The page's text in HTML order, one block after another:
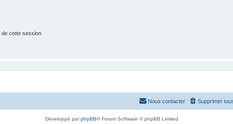
de cette session
Supprimer
Nous contacter
Développé parphpBB® Forum Software © phpBB Limited